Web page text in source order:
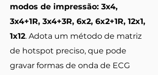
modos de impressão: 3x4,
3x4+1R, 3x4+3R, 6x2, 6x2+1R, 12x1,
1x12. Adota um método de matriz
de hotspot preciso, que pode
gravar formas de onda de ECG